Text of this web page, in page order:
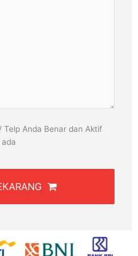
Telp Anda Benar dan Aktif